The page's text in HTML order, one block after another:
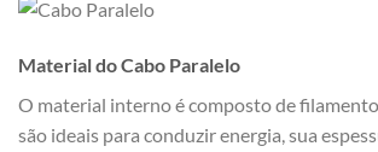
Material do Cabo Paralelo
O material interno é composto de
são ideais para conduzir energia, sua